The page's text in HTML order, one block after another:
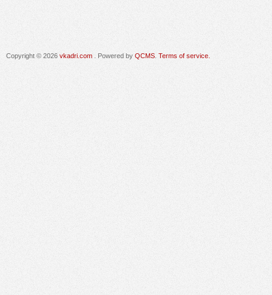
Copyright © 2026 vkadri.com . Powered by QCMS Terms of service.